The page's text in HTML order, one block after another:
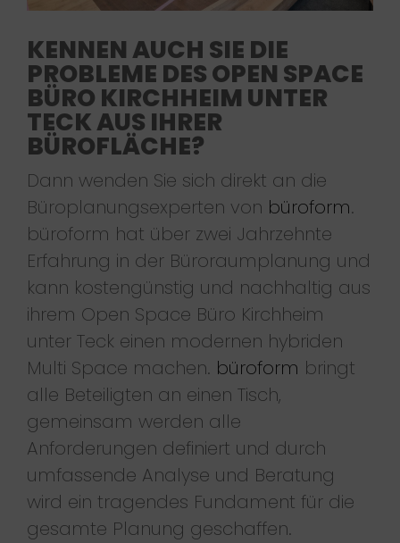
KENNEN AUCH SIE DIE
PROBLEME DES OPEN SPACE
BÜRO KIRCHHEIM UNTER
TECK AUS IHRER
BÜROFLÄCHE?
Dann wenden Sie sich direkt an die
Büroplanungsexperten von büroform.
büroform hat über zwei Jahrzehnte
Erfahrung in der Büroraumplanung und
kann kostengünstig und nachhaltig aus
ihrem Open Space Büro Kirchheim
unter Teck einen modernen hybriden
Multi Space machen. büroform bringt
alle Beteiligten an einen Tisch,
gemeinsam werden alle
Anforderungen definiert und durch
umfassende Analyse und Beratung
wird ein tragendes Fundament für die
gesamte Planung geschaffen.